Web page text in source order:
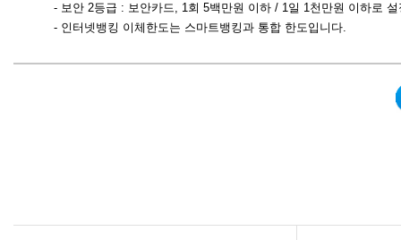
- 보안 2등급 : 보안카드, 1회 5백만원 이하 / 1일 1천만원 이하로 설
- 인터넷뱅킹 이체한도는 스마트뱅킹과 통합 한도입니다.